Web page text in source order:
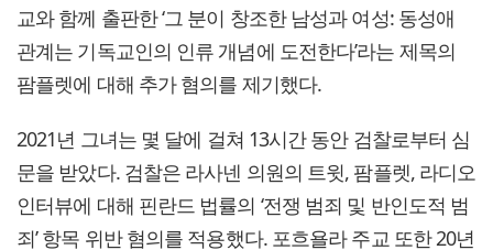
교와 함께 출판한 ‘그 분이 창조한 남성과 여성: 동성애
관계는 기독교인의 인류 개념에 도전한다’라는 제목의
팜플렛에 대해 추가 혐의를 제기했다.
2021년 그녀는 몇 달에 걸쳐 13시간 동안 검찰로부터 심
문을 받았다. 검찰은 라사넨 의원의 트윗, 팜플렛, 라디오
인터뷰에 대해 핀란드 법률의 ‘전쟁 범죄 및 반인도적 범
죄’ 항목 위반 혐의를 적용했다. 포흐욜라 주교 또한 20년